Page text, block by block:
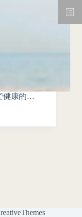
健康的…